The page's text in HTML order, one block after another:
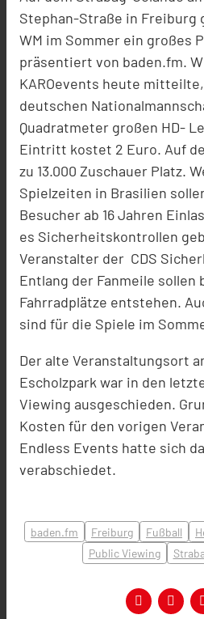
Stephan-Straße in Freiburg
WM im Sommer ein großes
präsentiert von baden.fm.
KAROevents heute
deutschen
Quadratmeter großen HD-
Eintritt kostet 2 Euro. Auf
zu 13.000 Zuschauer Platz.
Spielzeiten in Brasilien
Besucher ab 16 Jahren
es Sicherheitskontrollen
Veranstalter der CDS
Entlang der Fanmeile sollen
Fahrradplätze entstehen.
sind für die Spiele im
Der alte Veranstaltungsort
Escholzpark war in den
Viewing ausgeschieden.
Kosten für den vorigen
Endless Events hatte sich
verabschiedet.
baden.fm Freiburg Fußball
Public Viewing